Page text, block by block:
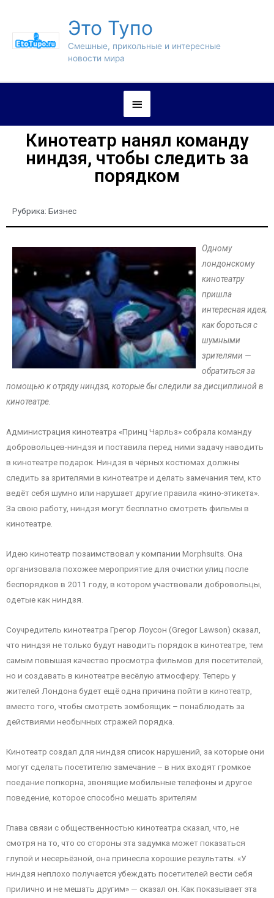
Это Тупо
Смешные, прикольные и интересные
новости мира
Кинотеатр нанял команду
ниндзя, чтобы следить за
порядком
Рубрика: Бизнес
Одному
лондонскому
кинотеатру
пришла
интересная идея,
как бороться с
шумными
зрителями —
обратиться за
помощью к отряду ниндзя, которые бы следили за дисциплиной в
кинотеатре.
Администрация кинотеатра «Принц Чарльз» собрала команду
добровольцев-ниндзя и поставила перед ними задачу наводить
в кинотеатре подарок. Ниндзя в чёрных костюмах должны
следить за зрителями в кинотеатре и делать замечания тем, кто
ведёт себя шумно или нарушает другие правила «кино-этикета».
За свою работу, ниндзя могут бесплатно смотреть фильмы в
кинотеатре.
Идею кинотеатр позаимствовал у компании Morphsuits. Она
организовала похожее мероприятие для очистки улиц после
беспорядков в 2011 году, в котором участвовали добровольцы,
одетые как ниндзя.
Соучредитель кинотеатра Грегор Лоусон (Gregor Lawson) сказал,
что ниндзя не только будут наводить порядок в кинотеатре, тем
самым повышая качество просмотра фильмов для посетителей,
но и создавать в кинотеатре весёлую атмосферу. Теперь у
жителей Лондона будет ещё одна причина пойти в кинотеатр,
вместо того, чтобы смотреть зомбоящик – понаблюдать за
действиями необычных стражей порядка.
Кинотеатр создал для ниндзя список нарушений, за которые они
могут сделать посетителю замечание – в них входят громкое
поедание попкорна, звонящие мобильные телефоны и другое
поведение, которое способно мешать зрителям
Глава связи с общественностью кинотеатра сказал, что, не
смотря на то, что со стороны эта задумка может показаться
глупой и несерьёзной, она принесла хорошие результаты. «У
ниндзя неплохо получается убеждать посетителей вести себя
прилично и не мешать другим» — сказал он. Как показывает эта